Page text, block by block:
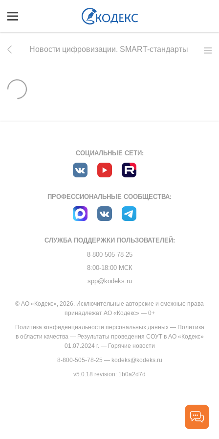
Новости цифровизации. SMART-стандарты
СОЦИАЛЬНЫЕ СЕТИ:
ПРОФЕССИОНАЛЬНЫЕ СООБЩЕСТВА:
СЛУЖБА ПОДДЕРЖКИ ПОЛЬЗОВАТЕЛЕЙ:
8-800-505-78-25
8:00-18:00 МСК
spp@kodeks.ru
© АО «Кодекс», 2026. Исключительные авторские и смежные права
принадлежат АО «Кодекс» — 0+
Политика конфиденциальности персональных данных— Политика
в области качества— Результаты проведения СОУТ в АО «Кодекс»
01.07.2024 г.— Горячие новости
8-800-505-78-25 — kodeks@kodeks.ru
v5.0.18 revision: 1b0a2d7d